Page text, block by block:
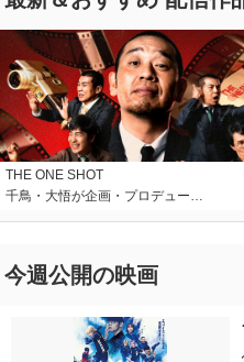
THE ONE SHOT
千鳥・大悟が企画・プロデュー…
今週公開の映画